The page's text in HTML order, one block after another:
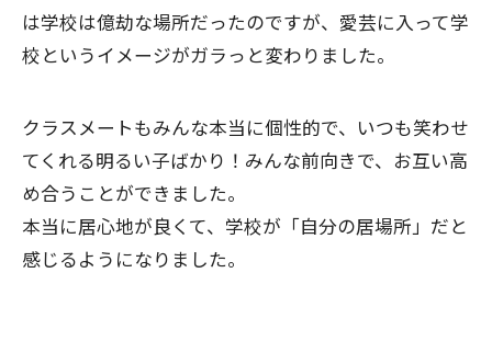
は学校は億劫な場所だったのですが、愛芸に入って学
校というイメージがガラっと変わりました。
クラスメートもみんな本当に個性的で、いつも笑わせ
てくれる明るい子ばかり！みんな前向きで、お互い高
め合うことができました。
本当に居心地が良くて、学校が「自分の居場所」だと
感じるようになりました。